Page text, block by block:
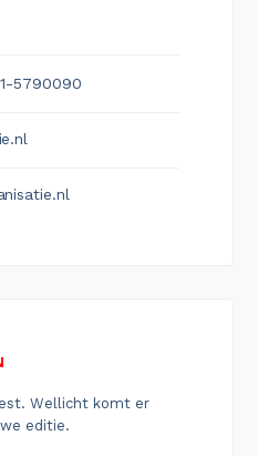
5790090
Wellicht komt er
editie.